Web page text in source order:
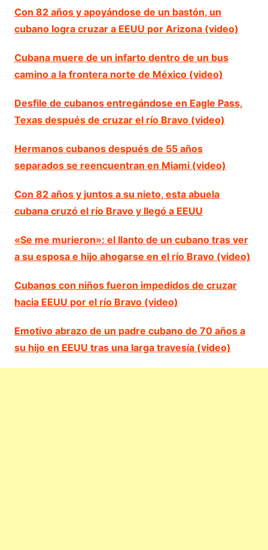
Con 82 años y apoyándose de un bastón, un
cubano logra cruzar a EEUU por Arizona (video)
Cubana muere de un infarto dentro de un bus
camino a la frontera norte de México (video)
Desfile de cubanos entregándose en Eagle Pass,
Texas después de cruzar el río Bravo (video)
Hermanos cubanos después de 55 años
separados se reencuentran en Miami (video)
Con 82 años y juntos a su nieto, esta abuela
cubana cruzó el río Bravo y llegó a EEUU
«Se me murieron»: el llanto de un cubano tras ver
a su esposa e hijo ahogarse en el río Bravo (video)
Cubanos con niños fueron impedidos de cruzar
hacia EEUU por el río Bravo (video)
Emotivo abrazo de un padre cubano de 70 años a
su hijo en EEUU tras una larga travesía (video)